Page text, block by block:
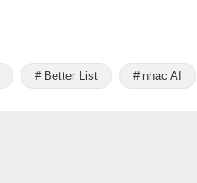
Better List nhạc AI